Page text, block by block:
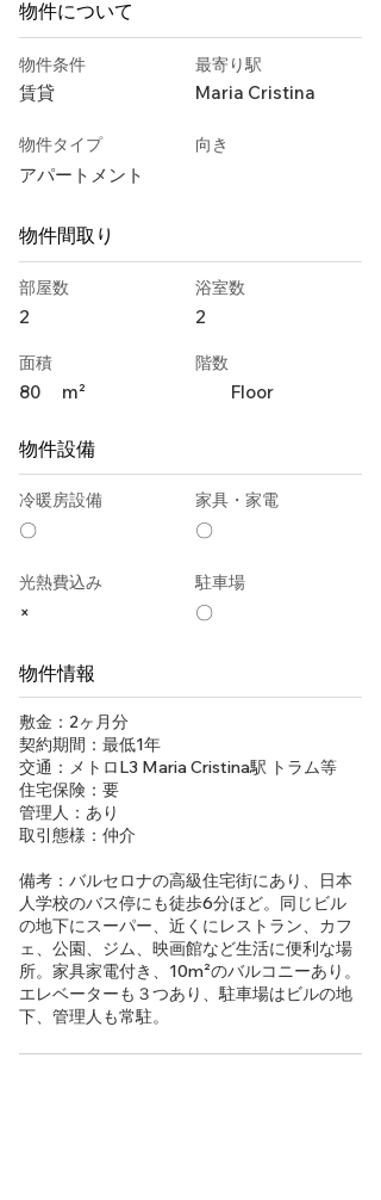
物件について
物件条件
賃貸
最寄り駅
Maria Cristina
物件タイプ
アパートメント
向き
物件間取り
部屋数
2
面積
80 m²
浴室数
2
階数
Floor
物件設備
冷暖房設備
〇
家具・家電
〇
光熱費込み
×
駐車場
〇
物件情報
敷金：2ヶ月分
契約期間：最低1年
交通：メトロL3 Maria Cristina駅 トラム等
住宅保険：要
管理人：あり
取引態様：仲介
備考：バルセロナの高級住宅街にあり、日本
人学校のバス停にも徒歩6分ほど。同じビル
の地下にスーパー、近くにレストラン、カフ
ェ、公園、ジム、映画館など生活に便利な場
所。家具家電付き、10m²のバルコニーあり。
エレベーターも３つあり、駐車場はビルの地
下、管理人も常駐。